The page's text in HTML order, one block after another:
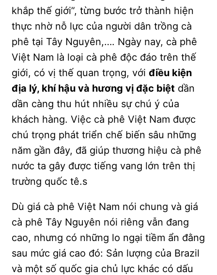
khắp thế giới”, từng bước trở thành hiện
thực nhờ nỗ lực của người dân trồng cà
phê tại Tây Nguyên,…. Ngày nay, cà phê
Việt Nam là loại cà phê độc đáo trên thế
giới, có vị thế quan trọng, với điều kiện
địa lý, khí hậu và hương vị đặc biệt dần
dần càng thu hút nhiều sự chú ý của
khách hàng. Việc cà phê Việt Nam được
chú trọng phát triển chế biến sâu những
năm gần đây, đã giúp thương hiệu cà phê
nước ta gây được tiếng vang lớn trên thị
trường quốc tê.s
Dù giá cà phê Việt Nam nói chung và giá
cà phê Tây Nguyên nói riêng vẫn đang
cao, nhưng có những lo ngại tiềm ẩn đằng
sau mức giá cao đó: Sản lượng của Brazil
và một số quốc gia chủ lực khác có dấu